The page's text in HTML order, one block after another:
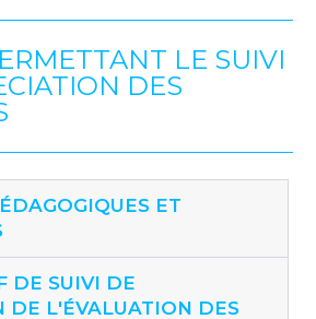
LE SUIVI
DES
ET
DE SUIVI DE
DE L'ÉVALUATION DES